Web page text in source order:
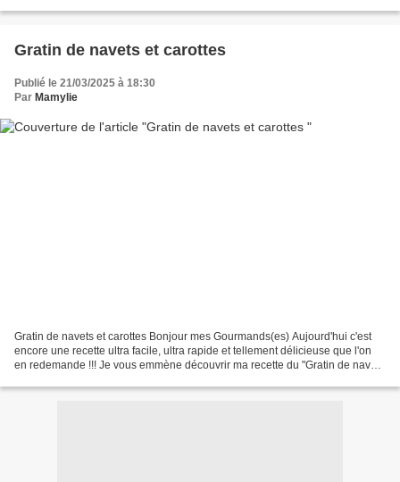
Gratin de navets et carottes
Publié le 21/03/2025 à 18:30
Par Mamylie
Gratin de navets et carottes Bonjour mes Gourmands(es) Aujourd'hui c'est
encore une recette ultra facile, ultra rapide et tellement délicieuse que l'on
en redemande !!! Je vous emmène découvrir ma recette du "Gratin de navets